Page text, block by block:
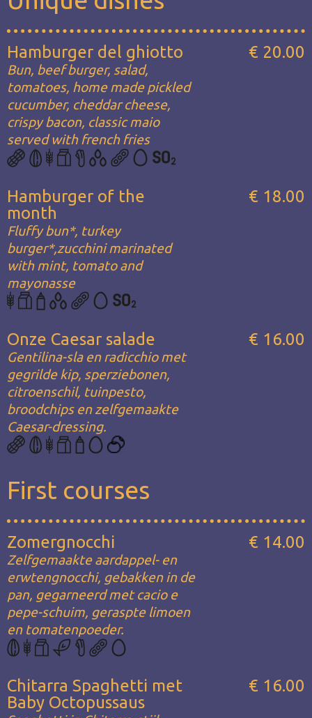
Hamburger del ghiotto
Bun, beef burger, salad,
tomatoes, home made pickled
cucumber, cheddar cheese,
crispy bacon, classic maio
served with french fries
€ 20.00
Hamburger of the
month
Fluffy bun*, turkey
burger*,zucchini marinated
with mint, tomato and
mayonasse
€ 18.00
Onze Caesar salade
Gentilina-sla en radicchio met
gegrilde kip, sperziebonen,
citroenschil, tuinpesto,
broodchips en zelfgemaakte
Caesar-dressing.
€ 16.00
First courses
Zomergnocchi
Zelfgemaakte aardappel- en
erwtengnocchi, gebakken in de
pan, gegarneerd met cacio e
pepe-schuim, geraspte limoen
en tomatenpoeder.
€ 14.00
Chitarra Spaghetti met
Baby Octopussaus
€ 16.00